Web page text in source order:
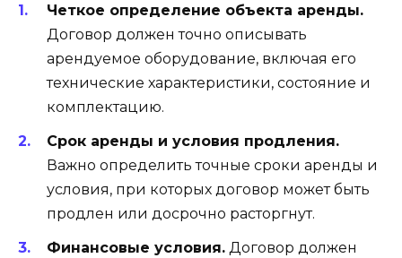
Четкое определение объекта аренды.
Договор должен точно описывать
арендуемое оборудование, включая его
технические характеристики, состояние и
комплектацию.
Срок аренды и условия продления.
Важно определить точные сроки аренды и
условия, при которых договор может быть
продлен или досрочно расторгнут.
Финансовые условия. Договор должен